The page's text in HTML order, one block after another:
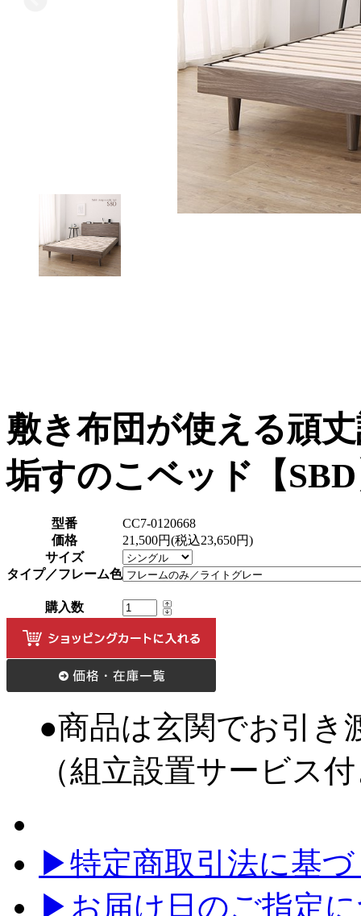
敷き布団が使える頑
垢すのこベッド【
型番
CC7-0120668
価格
21,500円(税込23,650円)
サイズ
タイプ／フレーム色
購入数
●商品は玄関でお引き
（組立設置サービス
▶特定商取引法に基
▶お届け日のご指定